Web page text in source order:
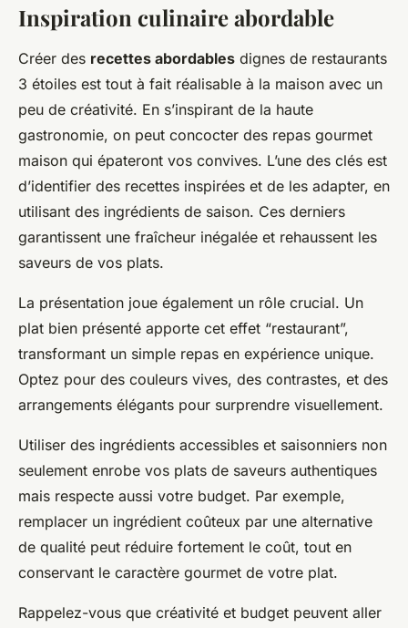
Le défi : Un repas 3 étoiles
avec un budget serré
Ayden•11 décembre 2024•7 min de lecture
Inspiration culinaire abordable
Créer des recettes abordables dignes de restaurants
3 étoiles est tout à fait réalisable à la maison avec un
peu de créativité. En s’inspirant de la haute
gastronomie, on peut concocter des repas gourmet
maison qui épateront vos convives. L’une des clés est
d’identifier des recettes inspirées et de les adapter, en
utilisant des ingrédients de saison. Ces derniers
garantissent une fraîcheur inégalée et rehaussent les
saveurs de vos plats.
La présentation joue également un rôle crucial. Un
plat bien présenté apporte cet effet “restaurant”,
transformant un simple repas en expérience unique.
Optez pour des couleurs vives, des contrastes, et des
arrangements élégants pour surprendre visuellement.
Utiliser des ingrédients accessibles et saisonniers non
seulement enrobe vos plats de saveurs authentiques
mais respecte aussi votre budget. Par exemple,
remplacer un ingrédient coûteux par une alternative
de qualité peut réduire fortement le coût, tout en
conservant le caractère gourmet de votre plat.
Rappelez-vous que créativité et budget peuvent aller